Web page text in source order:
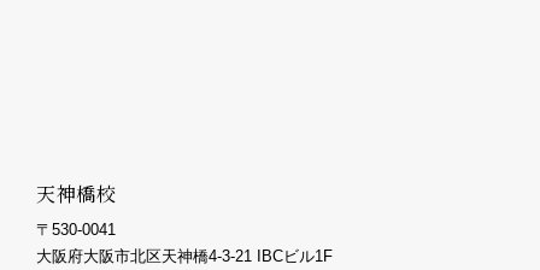
天神橋校
〒530-0041
大阪府大阪市北区天神橋4-3-21 IBCビル1F